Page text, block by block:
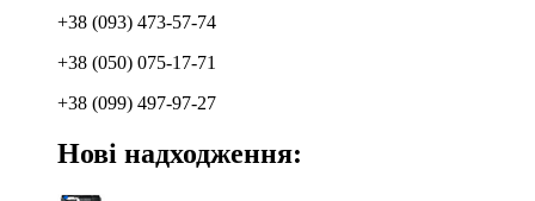
+38 (093) 473-57-74
+38 (050) 075-17-71
+38 (099) 497-97-27
Нові надходження: